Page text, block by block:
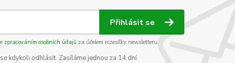
Přihlásit se
zpracováním osobních údajůza účelem rozesílky newsletteru.
kdykoli odhlásit. Zasíláme jednou za 14 dní.